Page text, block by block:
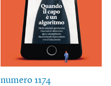
numero 1174